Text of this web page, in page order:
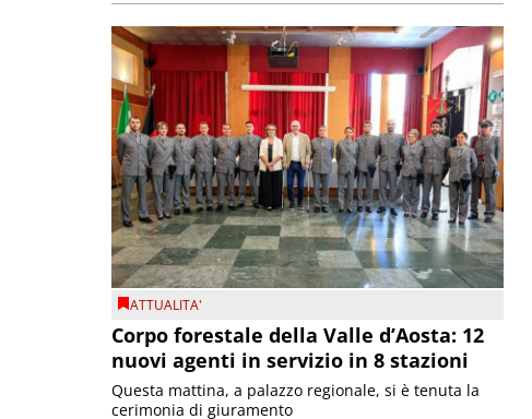
ATTUALITA'
Corpo forestale della Valle d’Aosta: 12
nuovi agenti in servizio in 8 stazioni
Questa mattina, a palazzo regionale, si è tenuta la
cerimonia di giuramento